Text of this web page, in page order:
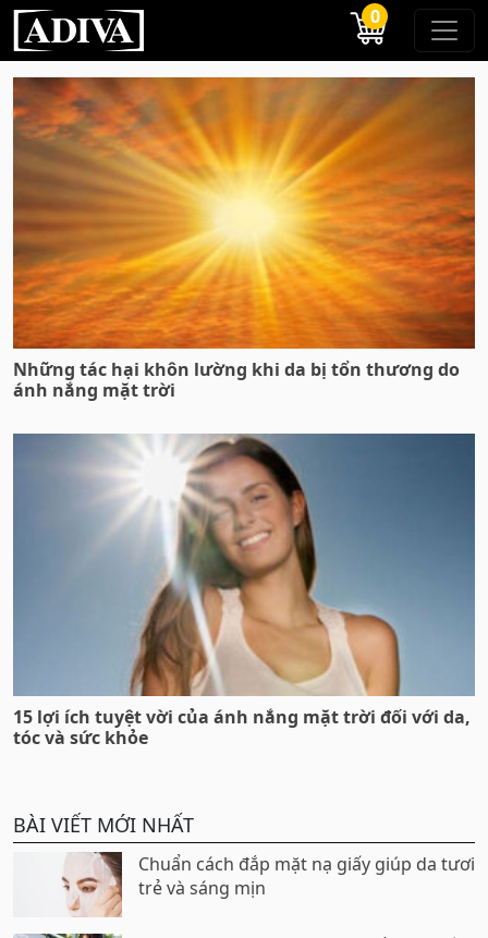
0
Những tác hại khôn lường khi da bị tổn thương do
ánh nắng mặt trời
15 lợi ích tuyệt vời của ánh nắng mặt trời đối với da,
tóc và sức khỏe
BÀI VIẾT MỚI NHẤT
Chuẩn cách đắp mặt nạ giấy giúp da tươi
trẻ và sáng mịn